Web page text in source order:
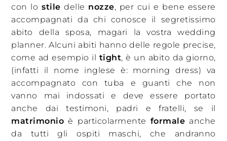
con lostile delle nozze, per cui e bene essere
accompagnati da chi conosce il segretissimo
abito della sposa, magari la vostra wedding
planner. Alcuni abiti hanno delle regole precise,
come ad esempio il tight, è un abito da giorno,
(infatti il nome inglese è: morning dress) va
accompagnato con tuba e guanti che non
vanno mai indossati e deve essere portato
anche dai testimoni, padri e fratelli, se il
matrimonio è particolarmente formale anche
da tutti gli ospiti maschi, che andranno